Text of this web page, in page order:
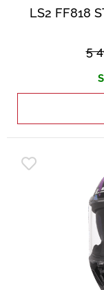
LS2 FF818
5